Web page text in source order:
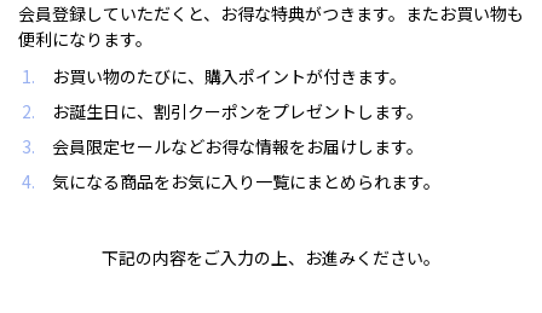
会員登録していただくと、お得な特典がつきます。またお買い物も
便利になります。
お買い物のたびに、購入ポイントが付きます。
お誕生日に、割引クーポンをプレゼントします。
会員限定セールなどお得な情報をお届けします。
気になる商品をお気に入り一覧にまとめられます。
下記の内容をご入力の上、お進みください。